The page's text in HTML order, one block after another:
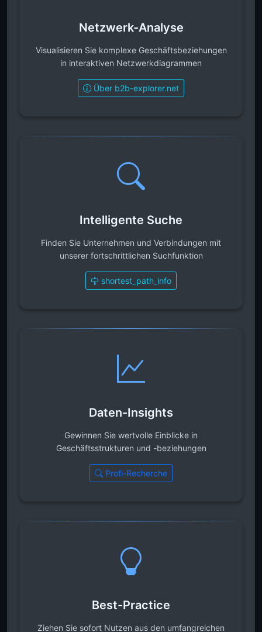
Netzwerk-Analyse
Visualisieren Sie komplexe Geschäftsbeziehungen
in interaktiven Netzwerkdiagrammen
Über b2b-explorer.net
Intelligente Suche
Finden Sie Unternehmen und Verbindungen mit
unserer fortschrittlichen Suchfunktion
shortest_path_info
Daten-Insights
Gewinnen Sie wertvolle Einblicke in
Geschäftsstrukturen und -beziehungen
Profi-Recherche
Best-Practice
Ziehen Sie sofort Nutzen aus den umfangreichen